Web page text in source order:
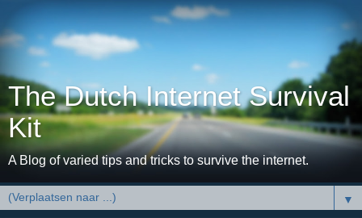
The Dutch Internet Survival
Kit
A Blog of varied tips and tricks to survive the internet.
▼